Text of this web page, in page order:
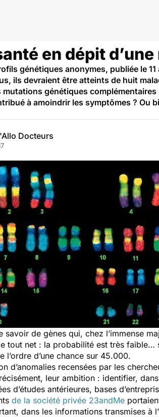
en dépit
génétiques anonymes, publiée le
ils devraient être atteints de huit
génétiques
à amoindrir les symptômes ? Ou
Docteurs
savoir de gènes qui, chez l’immense
tout net : la probabilité est très
l’ordre d’une chance sur 45.000.
d’anomalies recensées par les
leur ambition : identifier,
d’études antérieures, bases
de la société privée 23andMe
dans les informations transmises à